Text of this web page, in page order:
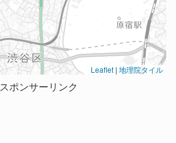
Leaflet | 地理院タイル
スポンサーリンク